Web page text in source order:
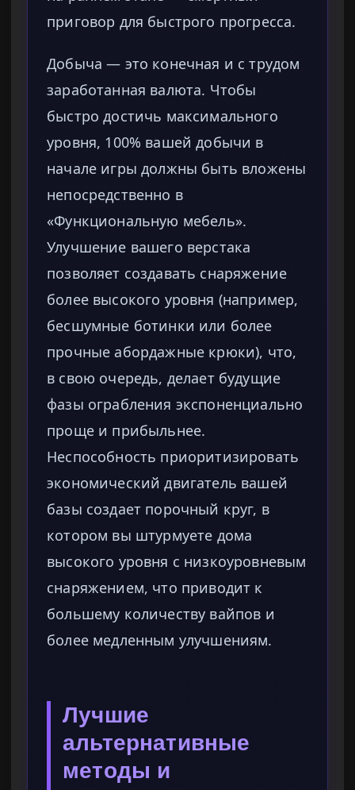
приговор для быстрого прогресса.
Добыча — это конечная и с трудом
заработанная валюта. Чтобы
быстро достичь максимального
уровня, 100% вашей добычи в
начале игры должны быть вложены
непосредственно в
«Функциональную мебель».
Улучшение вашего верстака
позволяет создавать снаряжение
более высокого уровня (например,
бесшумные ботинки или более
прочные абордажные крюки), что,
в свою очередь, делает будущие
фазы ограбления экспоненциально
проще и прибыльнее.
Неспособность приоритизировать
экономический двигатель вашей
базы создает порочный круг, в
котором вы штурмуете дома
высокого уровня с низкоуровневым
снаряжением, что приводит к
большему количеству вайпов и
более медленным улучшениям.
Лучшие
альтернативные
методы и